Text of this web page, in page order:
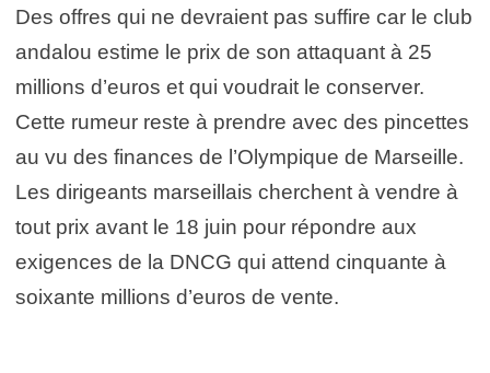
Des offres qui ne devraient pas suffire car le club
andalou estime le prix de son attaquant à 25
millions d’euros et qui voudrait le conserver.
Cette rumeur reste à prendre avec des pincettes
au vu des finances de l’Olympique de Marseille.
Les dirigeants marseillais cherchent à vendre à
tout prix avant le 18 juin pour répondre aux
exigences de la DNCG qui attend cinquante à
soixante millions d’euros de vente.